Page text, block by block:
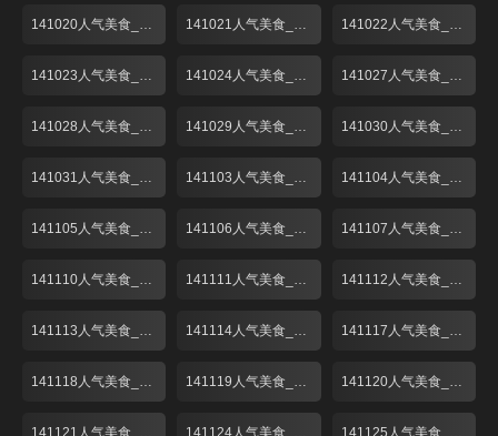
141020人气美食_001 141021人气美食_001 141022人气美食_001
141023人气美食_001 141024人气美食_001 141027人气美食_001
141028人气美食_001 141029人气美食_001 141030人气美食_001
141031人气美食_001 141103人气美食_001 141104人气美食_001
141105人气美食_001 141106人气美食_001 141107人气美食_001
141110人气美食_001 141111人气美食_001 141112人气美食_001
141113人气美食_001 141114人气美食_001 141117人气美食_001
141118人气美食_001 141119人气美食_001 141120人气美食_001
141121人气美食_001 141124人气美食_001 141125人气美食_001